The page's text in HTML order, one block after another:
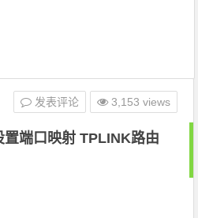
端口映射 TPLINK路由
发表评论 3,153 views